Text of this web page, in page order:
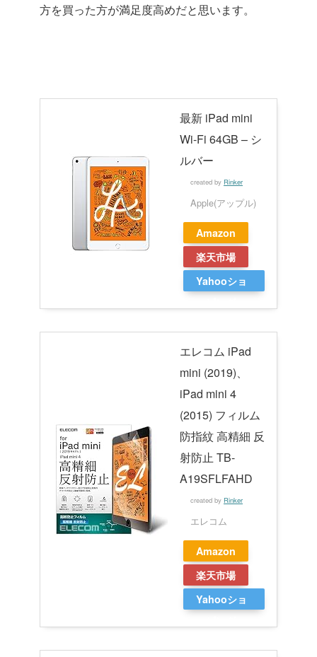
方を買った方が満足度高めだと思います。
最新 iPad mini
Wi-Fi 64GB – シ
ルバー
created by Rinker
Apple(アップル)
Amazon
楽天市場
Yahooショ
エレコム iPad
mini (2019)、
iPad mini 4
(2015) フィルム
防指紋 高精細 反
射防止 TB-
A19SFLFAHD
created by Rinker
エレコム
Amazon
楽天市場
Yahooショ